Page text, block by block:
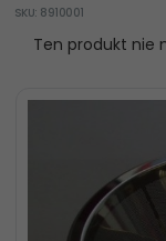
SKU: 8910001
Ten produkt nie